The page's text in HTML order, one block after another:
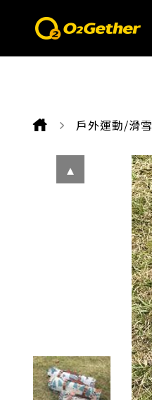
戶外運動/滑雪